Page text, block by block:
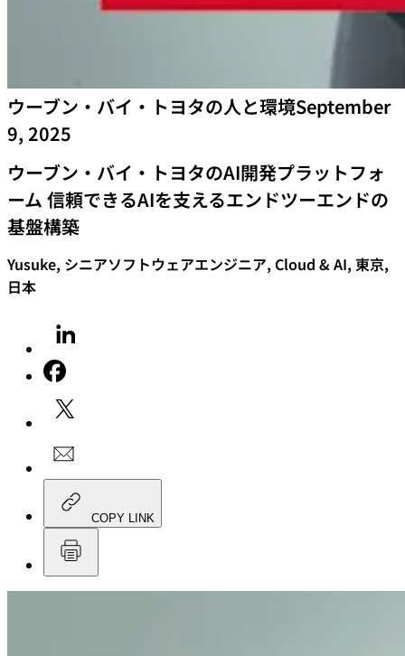
ウーブン・バイ・トヨタの人と環境September
9, 2025
ウーブン・バイ・トヨタのAI開発プラットフォ
ーム 信頼できるAIを支えるエンドツーエンドの
基盤構築
Yusuke, シニアソフトウェアエンジニア, Cloud & AI, 東京,
日本
COPY LINK